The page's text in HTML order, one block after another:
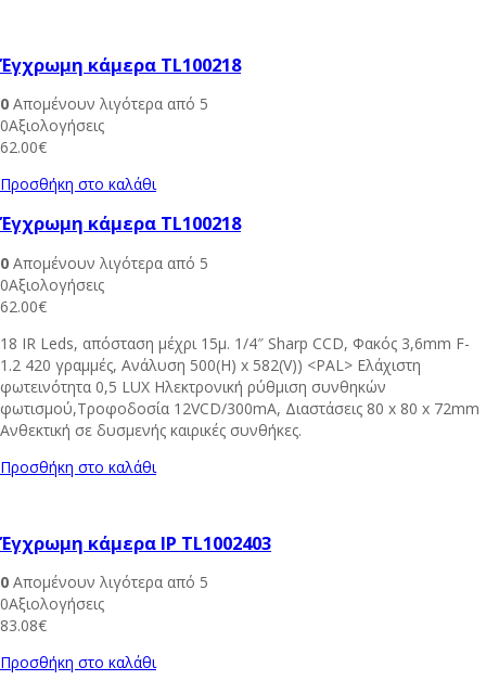
Έγχρωμη κάμερα TL100218
0 Απομένουν λιγότερα από 5
0Αξιολογήσεις
62.00€
Προσθήκη στο καλάθι
Έγχρωμη κάμερα TL100218
0 Απομένουν λιγότερα από 5
0Αξιολογήσεις
62.00€
18 IR Leds, απόσταση μέχρι 15μ. 1/4″ Sharp CCD, Φακός 3,6mm F-
1.2 420 γραμμές, Ανάλυση 500(H) x 582(V)) <PAL> Ελάχιστη
φωτεινότητα 0,5 LUX Ηλεκτρονική ρύθμιση συνθηκών
φωτισμού,Τροφοδοσία 12VCD/300mA, Διαστάσεις 80 x 80 x 72mm
Ανθεκτική σε δυσμενής καιρικές συνθήκες.
Προσθήκη στο καλάθι
Έγχρωμη κάμερα IP TL1002403
0 Απομένουν λιγότερα από 5
0Αξιολογήσεις
83.08€
Προσθήκη στο καλάθι